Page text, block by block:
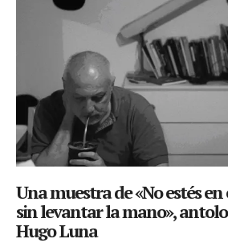
Una muestra de «No estés en
sin levantar la mano»,
Hugo Luna